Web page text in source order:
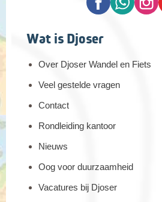
Wat is Djoser
Over Djoser Wandel en Fiets
Veel gestelde vragen
Contact
Rondleiding kantoor
Nieuws
Oog voor duurzaamheid
Vacatures bij Djoser